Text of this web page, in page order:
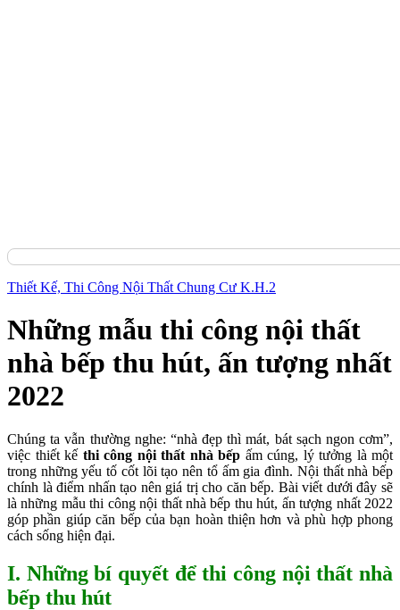
Thiết Kế, Thi Công Nội Thất Chung Cư K.H.2
Những mẫu thi công nội thất
nhà bếp thu hút, ấn tượng nhất
2022
Chúng ta vẫn thường nghe: “nhà đẹp thì mát, bát sạch ngon cơm”,
việc thiết kế thi công nội thất nhà bếp ấm cúng, lý tưởng là một
trong những yếu tố cốt lõi tạo nên tổ ấm gia đình. Nội thất nhà bếp
chính là điểm nhấn tạo nên giá trị cho căn bếp. Bài viết dưới đây sẽ
là những mẫu thi công nội thất nhà bếp thu hút, ấn tượng nhất 2022
góp phần giúp căn bếp của bạn hoàn thiện hơn và phù hợp phong
cách sống hiện đại.
I. Những bí quyết để thi công nội thất nhà
bếp thu hút